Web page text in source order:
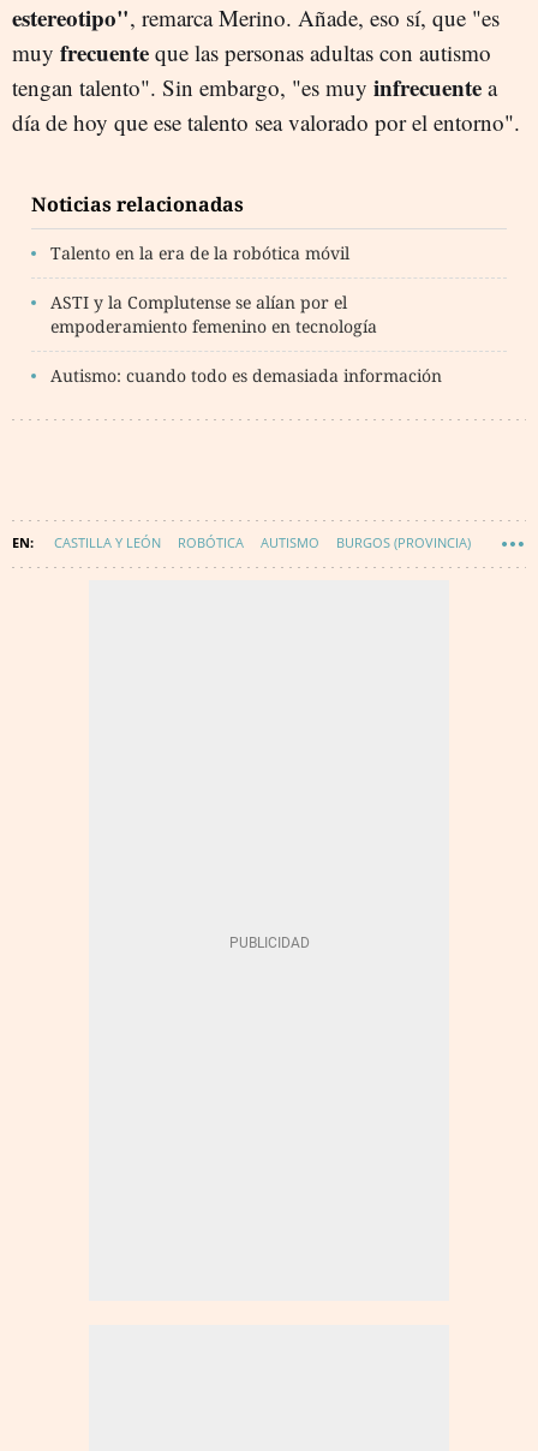
estereotipo", remarca Merino. Añade, eso sí, que "es
muy frecuente que las personas adultas con autismo
tengan talento". Sin embargo, "es muy infrecuente a
día de hoy que ese talento sea valorado por el entorno".
Noticias relacionadas
Talento en la era de la robótica móvil
ASTI y la Complutense se alían por el
empoderamiento femenino en tecnología
Autismo: cuando todo es demasiada información
CASTILLA Y LEÓN ROBÓTICA AUTISMO BURGOS (PROVINCIA)